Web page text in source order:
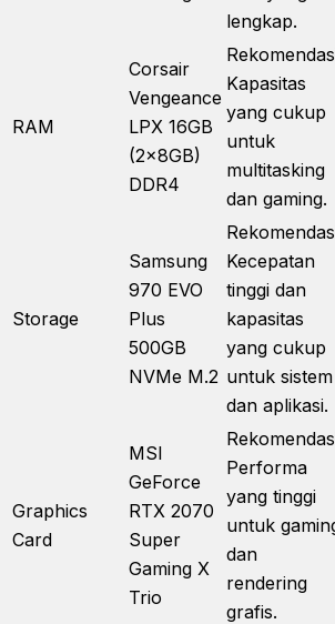
lengkap.
RAM
Corsair
Vengeance
LPX 16GB
(2x8GB)
DDR4
Kapasitas
yang cukup
untuk
multitasking
dan gaming.
Storage
Samsung
970 EVO
Plus
500GB
NVMe M.2
Kecepatan
tinggi dan
kapasitas
yang cukup
untuk sistem
dan aplikasi.
Graphics
Card
MSI
GeForce
RTX 2070
Super
Gaming X
Trio
Performa
yang tinggi
untuk
dan
rendering
grafis.